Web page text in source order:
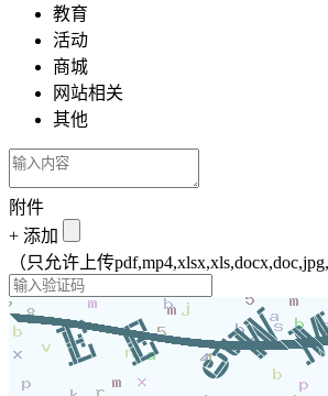
教育
活动
商城
网站相关
其他
附件
+ 添加
（只允许上传